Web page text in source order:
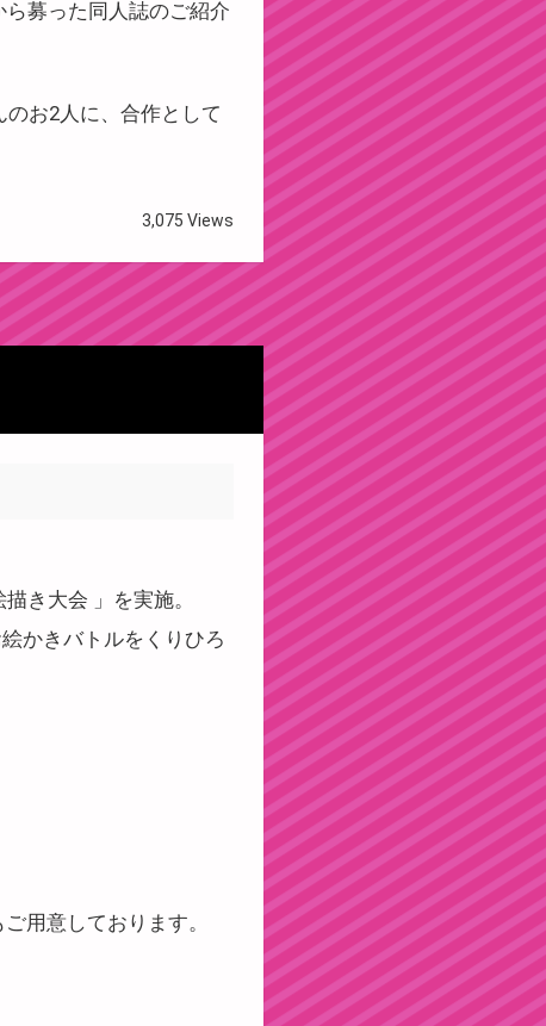
ら募った同人誌のご紹介
のお2人に、合作として
3,075 Views
き大会 」を実施。
かきバトルをくりひろ
用意しております。